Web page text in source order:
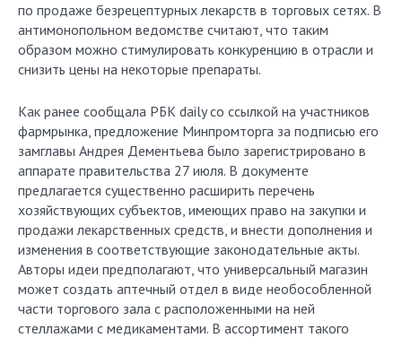
по продаже безрецептурных лекарств в торговых сетях. В
антимонопольном ведомстве считают, что таким
образом можно стимулировать конкуренцию в отрасли и
снизить цены на некоторые препараты.
Как ранее сообщала РБК daily со ссылкой на участников
фармрынка, предложение Минпромторга за подписью его
замглавы Андрея Дементьева было зарегистрировано в
аппарате правительства 27 июля. В документе
предлагается существенно расширить перечень
хозяйствующих субъектов, имеющих право на закупки и
продажи лекарственных средств, и внести дополнения и
изменения в соответствующие законодательные акты.
Авторы идеи предполагают, что универсальный магазин
может создать аптечный отдел в виде необособленной
части торгового зала с расположенными на ней
стеллажами с медикаментами. В ассортимент такого